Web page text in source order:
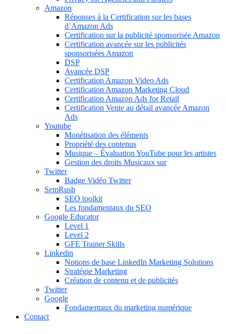
Amazon
Réponses à la Certification sur les bases
d’Amazon Ads
Certification sur la publicité sponsorisée Amazon
Certification avancée sur les publicités
sponsorisées Amazon
DSP
Avancée DSP
Certification Amazon Video Ads
Certification Amazon Marketing Cloud
Certification Amazon Ads for Retail
Certification Vente au détail avancée Amazon
Ads
Youtube
Monétisation des éléments
Propriété des contenus
Musique – Évaluation YouTube pour les artistes
Gestion des droits Musicaux sur
Twitter
Badge Vidéo Twitter
SemRush
SEO toolkit
Les fondamentaux du SEO
Google Educator
Level 1
Level 2
GFE Trainer Skills
Linkedin
Notions de base LinkedIn Marketing Solutions
Stratégie Marketing
Création de contenu et de publicités
Twitter
Google
Fondamentaux du marketing numérique
Contact